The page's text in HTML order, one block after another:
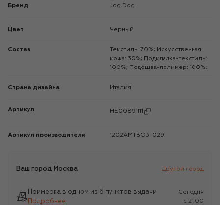
Бренд Jog Dog
Цвет Черный
Состав
Текстиль: 70%; Искусственная
кожа: 30%; Подкладка-текстиль:
100%; Подошва-полимер: 100%;
Страна дизайна Италия
Артикул HE00891111
Артикул производителя 1202AMTBO3-029
Ваш город Москва Другой город
Примерка в одном из 6 пунктов выдачи
Подробнее
Сегодня
c 21:00